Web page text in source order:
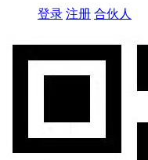
登录 注册 合伙人